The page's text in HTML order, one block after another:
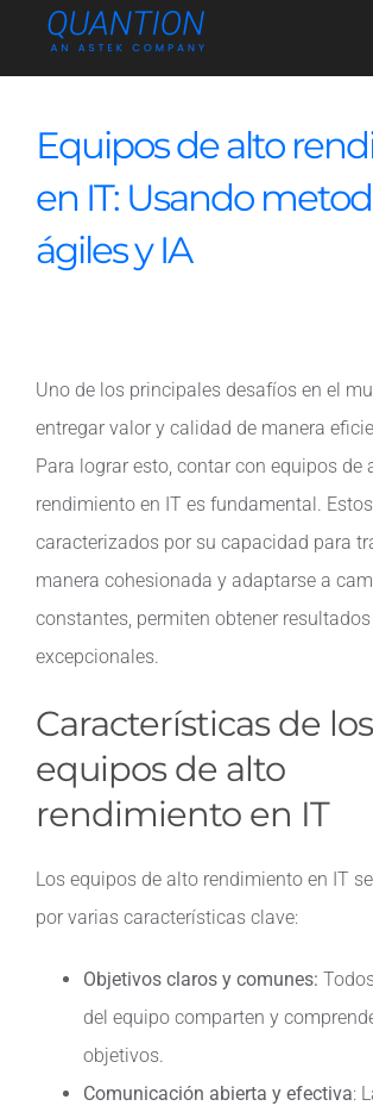
Equipos de alto
en IT: Usando
ágiles y IA
Uno de los principales desafíos en el
entregar valor y calidad de manera
Para lograr esto, contar con equipos de
rendimiento en IT es fundamental.
caracterizados por su capacidad para
manera cohesionada y adaptarse a
constantes, permiten obtener resultados
excepcionales.
Características de los
equipos de alto
rendimiento en IT
Los equipos de alto rendimiento en IT
por varias características clave:
Objetivos claros y comunes:
del equipo comparten y
objetivos.
Comunicación abierta y efectiva: